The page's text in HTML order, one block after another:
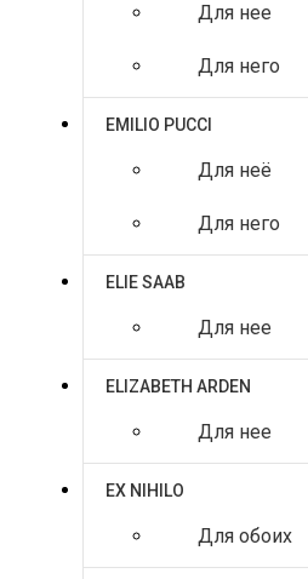
Для нее
Для него
EMILIO PUCCI
Для неё
Для него
ELIE SAAB
Для нее
ELIZABETH ARDEN
Для нее
EX NIHILO
Для обоих